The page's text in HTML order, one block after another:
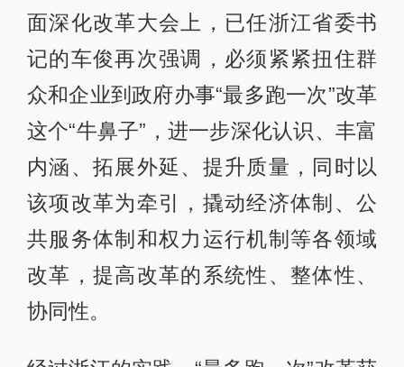
面深化改革大会上，已任浙江省委书
记的车俊再次强调，必须紧紧扭住群
众和企业到政府办事“最多跑一次”改革
这个“牛鼻子”，进一步深化认识、丰富
内涵、拓展外延、提升质量，同时以
该项改革为牵引，撬动经济体制、公
共服务体制和权力运行机制等各领域
改革，提高改革的系统性、整体性、
协同性。